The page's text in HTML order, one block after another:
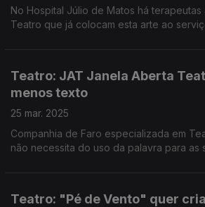
No Hospital Júlio de Matos há
Teatro que já colocam esta arte ao
Teatro: JAT Janela Aberta
menos texto
25 mar. 2025
Companhia de Faro especializada em
não necessita do uso da palavra para as
Teatro: "Pé de Vento" quer